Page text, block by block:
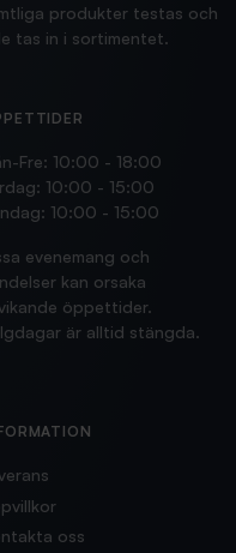
produkter testas och
tas in i sortimentet.
Fre: 10:00 - 18:00
10:00 - 15:00
10:00 - 15:00
evenemang och
kan orsaka
öppettider.
är alltid stängda.
oss